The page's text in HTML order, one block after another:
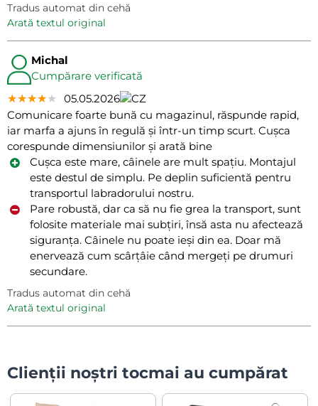
Tradus automat din cehă
arată textul original
Michal
Cumpărare verificată
★★★★★
★★★★★
★★★★★ 05.05.2026
Comunicare foarte bună cu magazinul, răspunde rapid,
iar marfa a ajuns în regulă și într-un timp scurt. Cușca
corespunde dimensiunilor și arată bine
Cușca este mare, câinele are mult spațiu. Montajul
este destul de simplu. Pe deplin suficientă pentru
transportul labradorului nostru.
Pare robustă, dar ca să nu fie grea la transport, sunt
folosite materiale mai subțiri, însă asta nu afectează
siguranța. Câinele nu poate ieși din ea. Doar mă
enervează cum scârțâie când mergeți pe drumuri
secundare.
Tradus automat din cehă
arată textul original
Clienții noștri tocmai au cumpărat